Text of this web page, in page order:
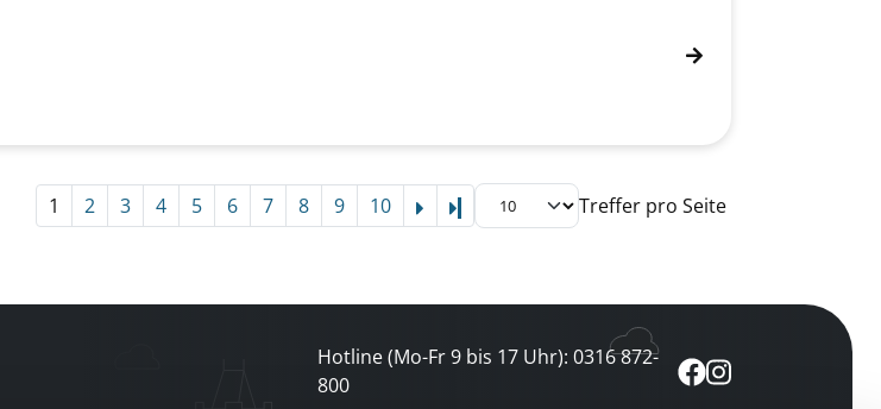
1 2 3 4 5 6 7 8 9 10 Letzte Seite Treffer pro Seite
Hotline (Mo-Fr 9 bis 17 Uhr): 0316 872-
800